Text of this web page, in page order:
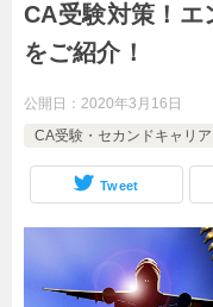
CA受験対策！エ
をご紹介！
公開日： 2020年3月16日
CA受験・セカンドキャリア
Tweet